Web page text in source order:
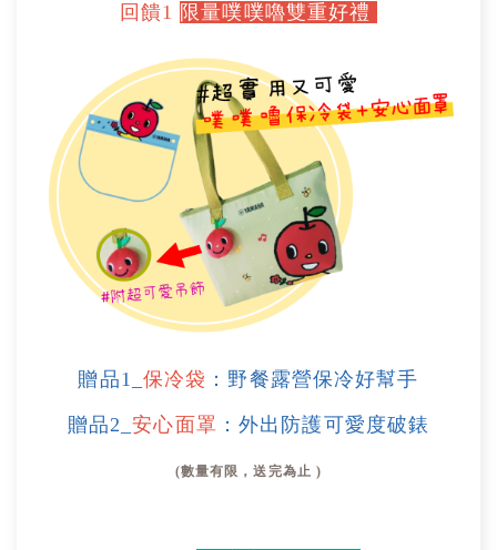
回饋1 限量噗噗嚕雙重好禮
贈品1_ 保冷袋 ：野餐露營保冷好幫手
贈品2_安心面罩 ：外出防護可愛度破錶
(數量有限，送完為止 )